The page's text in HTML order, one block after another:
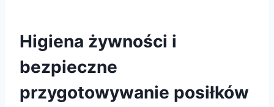
Higiena żywności i
bezpieczne
przygotowywanie posiłków